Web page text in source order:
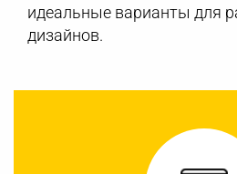
идеальные варианты для
дизайнов.